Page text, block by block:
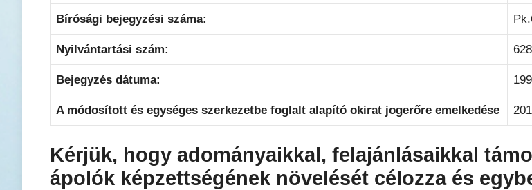
Bírósági bejegyzési száma:
Nyilvántartási szám:
Bejegyzés dátuma:
A módosított és egységes szerkezetbe foglalt alapító okirat jogerőre emelkedése
Kérjük, hogy adományaikkal, felajánlásaikkal
ápolók képzettségének növelését célozza és